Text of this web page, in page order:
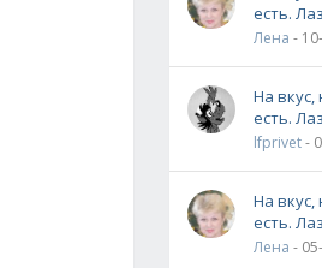
есть.
Лена -
На
есть.
lfprivet-
На
есть.
Лена -